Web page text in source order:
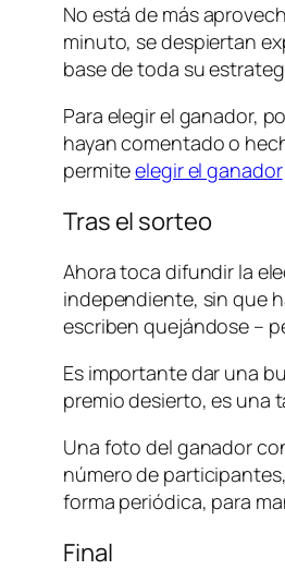
No está de más
minuto, se despiertan
base de toda su
Para elegir el ganador,
hayan comentado o
permiteelegir el ganador
Tras el sorteo
Ahora toca difundir la
independiente, sin que
escriben quejándose –
Es importante dar una
premio desierto, es una
Una foto del ganador
número de
forma periódica, para
Final